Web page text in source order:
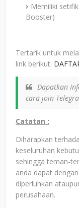
Memiliki
Booster)
Tertarik untuk
link berikut.
Dapatkan
cara join
Catatan :
Diharapkan
keseluruhan
sehingga teman-
anda dapat
diperluhkan
perusahaan.